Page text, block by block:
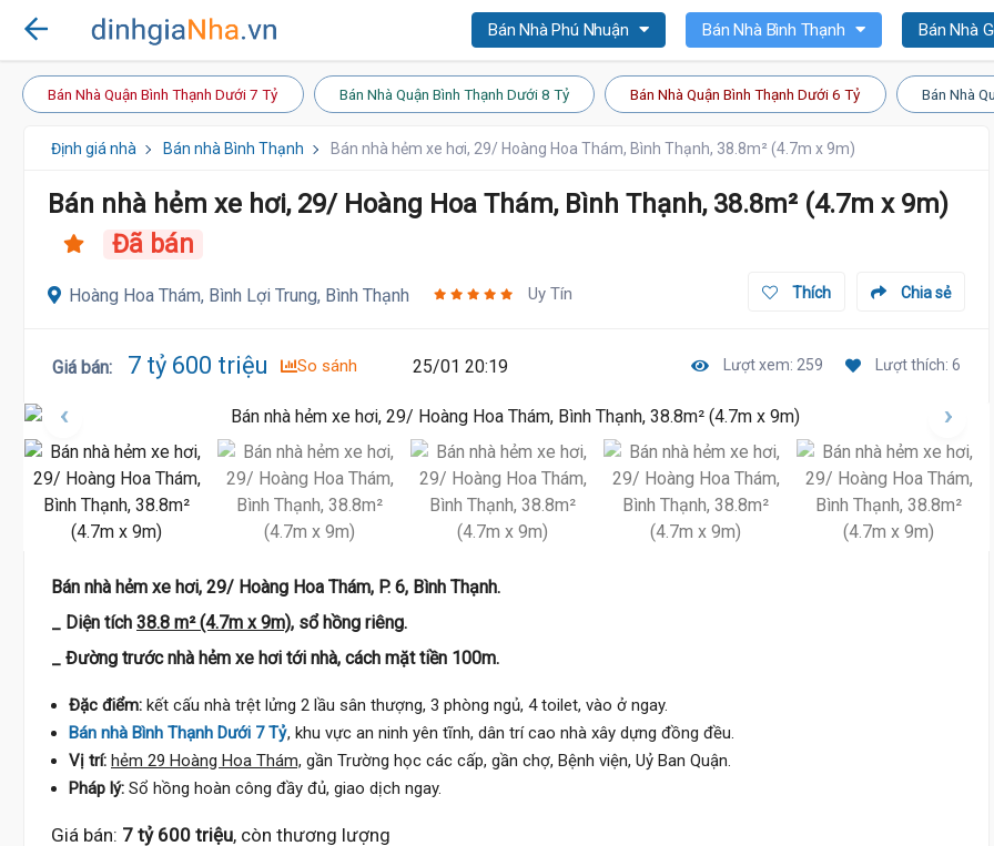
Bán Nhà Phú Nhuận Bán Nhà Bình Thạnh Bán Nhà
Bán Nhà Quận Bình Thạnh Dưới 7 Tỷ Bán Nhà Quận Bình Thạnh Dưới 8 Tỷ Bán Nhà Quận Bình Thạnh Dưới 6 Tỷ Bán Nhà
Định giá nhà Bán nhà Bình Thạnh Bán nhà hẻm xe hơi, 29/ Hoàng Hoa Thám, Bình Thạnh, 38.8m² (4.7m x 9m)
Bán nhà hẻm xe hơi, 29/ Hoàng Hoa Thám, Bình Thạnh, 38.8m² (4.7m x 9m)
Đã bán
Hoàng Hoa Thám, Bình Lợi Trung, Bình Thạnh Uy Tín Chia sẻ
Thích
Giá bán: 7 tỷ 600 triệu So sánh 25/01 20:19 Lượt xem: 259 Lượt thích: 6
Bán nhà hẻm xe hơi, 29/ Hoàng Hoa Thám, P. 6, Bình Thạnh.
_ Diện tích 38.8 m² (4.7m x 9m), sổ hồng riêng.
_ Đường trước nhà hẻm xe hơi tới nhà, cách mặt tiền 100m.
Đặc điểm: kết cấu nhà trệt lửng 2 lầu sân thượng, 3 phòng ngủ, 4 toilet, vào ở ngay.
Bán nhà Bình Thạnh Dưới 7 Tỷ, khu vực an ninh yên tĩnh, dân trí cao nhà xây dựng đồng đều.
Vị trí: hẻm 29 Hoàng Hoa Thám, gần Trường học các cấp, gần chợ, Bệnh viện, Uỷ Ban Quận.
Pháp lý: Sổ hồng hoàn công đầy đủ, giao dịch ngay.
Giá bán: 7 tỷ 600 triệu, còn thương lượng
Nguyễn Văn Đậu, Bình Lợi